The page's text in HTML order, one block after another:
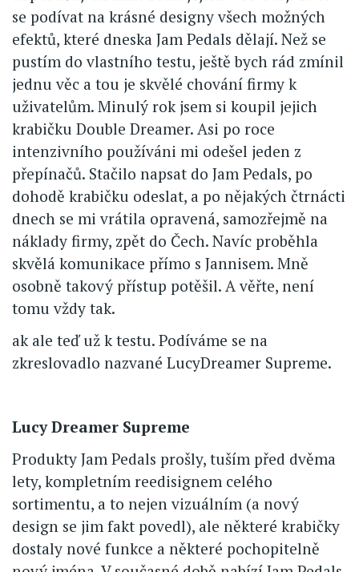
se podívat na krásné designy všech možných
efektů, které dneska Jam Pedals dělají. Než se
pustím do vlastního testu, ještě bych rád zmínil
jednu věc a tou je skvělé chování firmy k
uživatelům. Minulý rok jsem si koupil jejich
krabičku Double Dreamer. Asi po roce
intenzivního používáni mi odešel jeden z
přepínačů. Stačilo napsat do Jam Pedals, po
dohodě krabičku odeslat, a po nějakých čtrnácti
dnech se mi vrátila opravená, samozřejmě na
náklady firmy, zpět do Čech. Navíc proběhla
skvělá komunikace přímo s Jannisem. Mně
osobně takový přístup potěšil. A věřte, není
tomu vždy tak.
ak ale teď už k testu. Podíváme se na
zkreslovadlo nazvané LucyDreamer Supreme.
Lucy Dreamer Supreme
Produkty Jam Pedals prošly, tuším před dvěma
lety, kompletním reedisignem celého
sortimentu, a to nejen vizuálním (a nový
design se jim fakt povedl), ale některé krabičky
dostaly nové funkce a některé pochopitelně